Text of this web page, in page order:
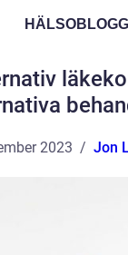
2023 Jon